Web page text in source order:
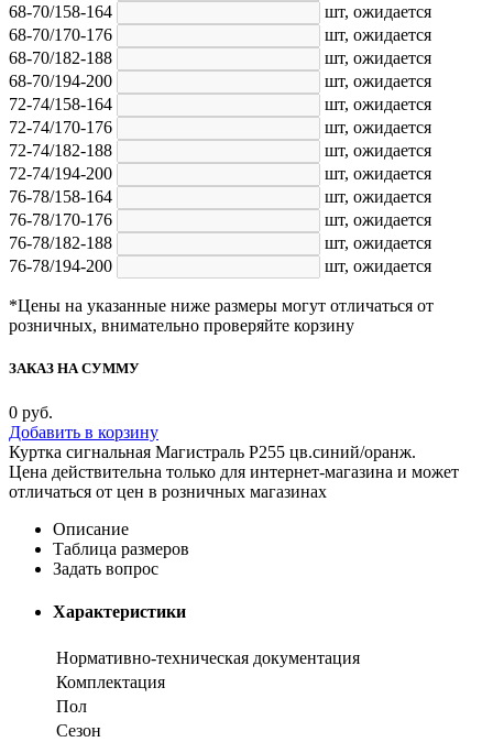
68-70/158-164
шт, ожидается
68-70/170-176
шт, ожидается
68-70/182-188
шт, ожидается
68-70/194-200
шт, ожидается
72-74/158-164
шт, ожидается
72-74/170-176
шт, ожидается
72-74/182-188
шт, ожидается
72-74/194-200
шт, ожидается
76-78/158-164
шт, ожидается
76-78/170-176
шт, ожидается
76-78/182-188
шт, ожидается
76-78/194-200
шт, ожидается
*Цены на указанные ниже размеры могут отличаться от
розничных, внимательно проверяйте корзину
ЗАКАЗ НА СУММУ
0 руб.
Добавить в корзину
Куртка сигнальная Магистраль Р255 цв.синий/оранж.
Цена действительна только для интернет-магазина и может
отличаться от цен в розничных магазинах
Описание
Таблица размеров
Задать вопрос
Характеристики
Нормативно-техническая документация
Комплектация
Пол
Сезон